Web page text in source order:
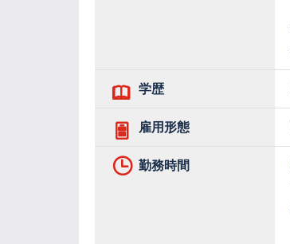
学歴
雇用形態
勤務時間